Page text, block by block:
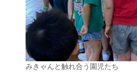
みきゃんと触れ合う園児たち